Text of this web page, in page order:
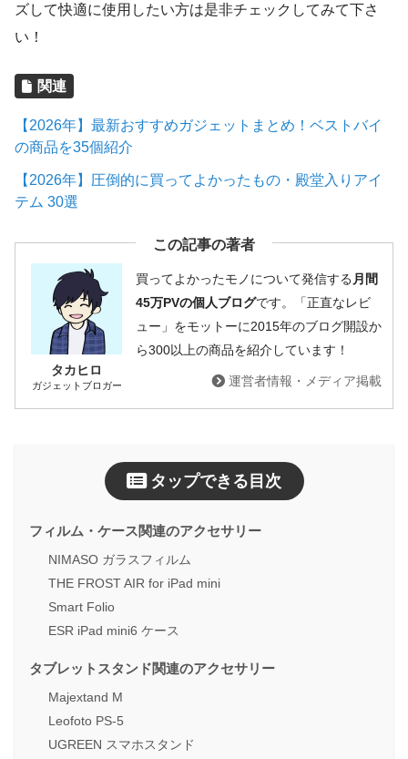
ズして快適に使用したい方は是非チェックしてみて下さ
い！
関連
【2026年】最新おすすめガジェットまとめ！ベストバイ
の商品を35個紹介
【2026年】圧倒的に買ってよかったもの・殿堂入りアイ
テム 30選
この記事の著者
タカヒロ
ガジェットブロガー
買ってよかったモノについて発信する 月間
45万PVの個人ブログです。「正直なレビ
ュー」をモットーに2015年のブログ開設か
ら300以上の商品を紹介しています！
運営者情報・メディア掲載
タップできる目次
フィルム・ケース関連のアクセサリー
NIMASO ガラスフィルム
THE FROST AIR for iPad mini
Smart Folio
ESR iPad mini6 ケース
タブレットスタンド関連のアクセサリー
Majextand M
Leofoto PS-5
UGREEN スマホスタンド